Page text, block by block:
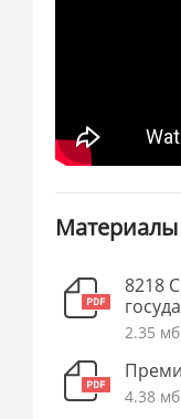
Материалы
8218
2.35 мб
4.38 мб